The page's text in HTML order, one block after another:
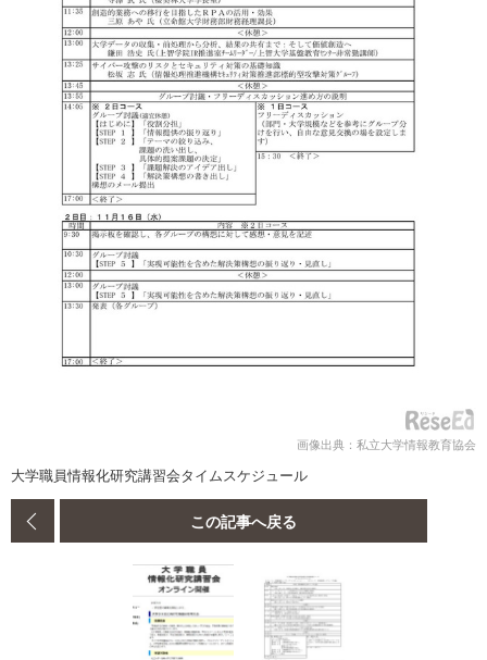
画像出典：私立大学情報教育協会
大学職員情報化研究講習会タイムスケジュール
この記事へ戻る